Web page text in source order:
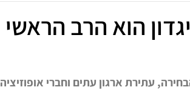
הוא הרב הראשי
עתירת ארגון עתים וחברי אופוזיציה